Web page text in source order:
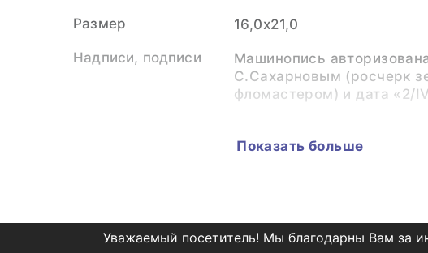
Размер 16,0х21,0
Надписи, подписи
Машинопись
С.Сахарновым (росчерк
фломастером) и дата «2/
С.П.Багрова.
содержит просьбу
Показать больше
Уважаемый посетитель! Мы благодарны Вам за